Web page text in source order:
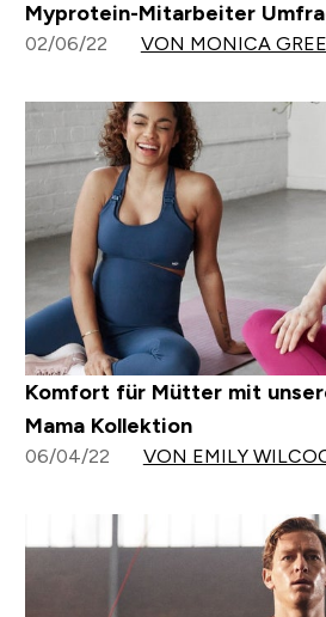
Myprotein-Mitarbeiter
02/06/22 VON MONICA
Komfort für Mütter mit
Mama Kollektion
06/04/22 VON EMILY